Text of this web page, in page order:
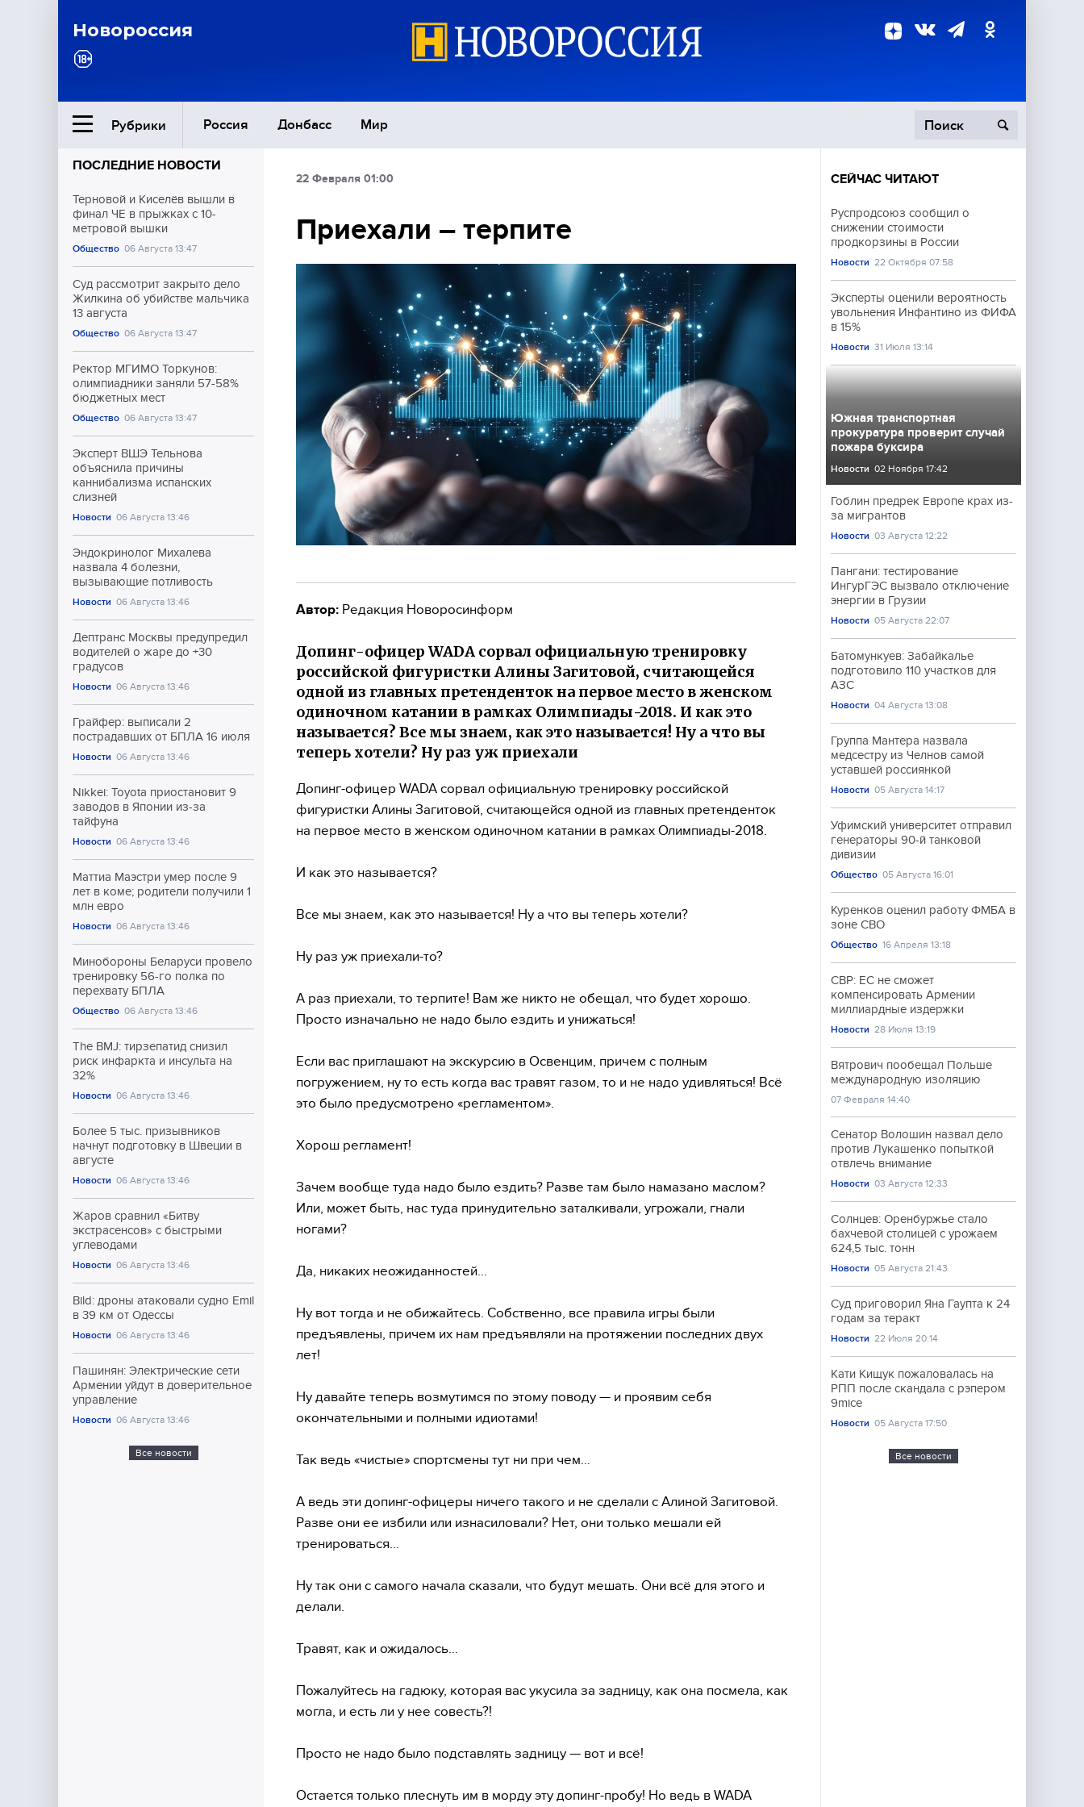
Новороссия
Рубрики Россия Донбасс Мир
Ближний Восток
Общество
Экономика
Происшествия
Культура
Спорт
ПОСЛЕДНИЕ НОВОСТИ
Терновой и Киселёв вышли в
финал ЧЕ в прыжках с 10-
метровой вышки
Общество 06 Августа 13:47
Суд рассмотрит закрыто дело
Жилкина об убийстве мальчика
13 августа
Общество 06 Августа 13:47
Ректор МГИМО Торкунов:
олимпиадники заняли 57-58%
бюджетных мест
Общество 06 Августа 13:47
Эксперт ВШЭ Тельнова
объяснила причины
каннибализма испанских
слизней
Новости 06 Августа 13:46
Эндокринолог Михалева
назвала 4 болезни,
вызывающие потливость
Новости 06 Августа 13:46
Дептранс Москвы предупредил
водителей о жаре до +30
градусов
Новости 06 Августа 13:46
Грайфер: выписали 2
пострадавших от БПЛА 16 июля
Новости 06 Августа 13:46
Nikkei: Toyota приостановит 9
заводов в Японии из-за
тайфуна
Новости 06 Августа 13:46
Маттиа Маэстри умер после 9
лет в коме; родители получили 1
млн евро
Новости 06 Августа 13:46
Минобороны Беларуси провело
тренировку 56-го полка по
перехвату БПЛА
Общество 06 Августа 13:46
The BMJ: тирзепатид снизил
риск инфаркта и инсульта на
32%
Новости 06 Августа 13:46
Более 5 тыс. призывников
начнут подготовку в Швеции в
августе
Новости 06 Августа 13:46
Жаров сравнил «Битву
экстрасенсов» с быстрыми
углеводами
Новости 06 Августа 13:46
Bild: дроны атаковали судно Emil
в 39 км от Одессы
Новости 06 Августа 13:46
Пашинян: Электрические сети
Армении уйдут в доверительное
управление
Новости 06 Августа 13:46
Все новости
22 Февраля 01:00
Приехали – терпите
Автор: Редакция Новоросинформ
Допинг-офицер WADA сорвал официальную тренировку
российской фигуристки Алины Загитовой, считающейся
одной из главных претенденток на первое место в женском
одиночном катании в рамках Олимпиады-2018. И как это
называется? Все мы знаем, как это называется! Ну а что вы
теперь хотели? Ну раз уж приехали
Допинг-офицер WADA сорвал официальную тренировку российской
фигуристки Алины Загитовой, считающейся одной из главных претенденток
на первое место в женском одиночном катании в рамках Олимпиады-2018.
И как это называется?
Все мы знаем, как это называется! Ну а что вы теперь хотели?
Ну раз уж приехали-то?
А раз приехали, то терпите! Вам же никто не обещал, что будет хорошо.
Просто изначально не надо было ездить и унижаться!
Если вас приглашают на экскурсию в Освенцим, причем с полным
погружением, ну то есть когда вас травят газом, то и не надо удивляться! Всё
это было предусмотрено «регламентом».
Хорош регламент!
Зачем вообще туда надо было ездить? Разве там было намазано маслом?
Или, может быть, нас туда принудительно заталкивали, угрожали, гнали
ногами?
Да, никаких неожиданностей…
Ну вот тогда и не обижайтесь. Собственно, все правила игры были
предъявлены, причем их нам предъявляли на протяжении последних двух
лет!
Ну давайте теперь возмутимся по этому поводу — и проявим себя
окончательными и полными идиотами!
Так ведь «чистые» спортсмены тут ни при чем…
А ведь эти допинг-офицеры ничего такого и не сделали с Алиной Загитовой.
Разве они ее избили или изнасиловали? Нет, они только мешали ей
тренироваться…
Ну так они с самого начала сказали, что будут мешать. Они всё для этого и
делали.
Травят, как и ожидалось…
Пожалуйтесь на гадюку, которая вас укусила за задницу, как она посмела, как
могла, и есть ли у нее совесть?!
Просто не надо было подставлять задницу — вот и всё!
Остается только плеснуть им в морду эту допинг-пробу! Но ведь в WADA
СЕЙЧАС ЧИТАЮТ
Руспродсоюз сообщил о
снижении стоимости
продкорзины в России
Новости 22 Октября 07:58
Эксперты оценили вероятность
увольнения Инфантино из ФИФА
в 15%
Новости 31 Июля 13:14
Южная транспортная
прокуратура проверит случай
пожара буксира
Новости 02 Ноября 17:42
Гоблин предрек Европе крах из-
за мигрантов
Новости 03 Августа 12:22
Пангани: тестирование
ИнгурГЭС вызвало отключение
энергии в Грузии
Новости 05 Августа 22:07
Батомункуев: Забайкалье
подготовило 110 участков для
АЗС
Новости 04 Августа 13:08
Группа Мантера назвала
медсестру из Челнов самой
уставшей россиянкой
Новости 05 Августа 14:17
Уфимский университет отправил
генераторы 90-й танковой
дивизии
Общество 05 Августа 16:01
Куренков оценил работу ФМБА в
зоне СВО
Общество 16 Апреля 13:18
СВР: ЕС не сможет
компенсировать Армении
миллиардные издержки
Новости 28 Июля 13:19
Вятрович пообещал Польше
международную изоляцию
07 Февраля 14:40
Сенатор Волошин назвал дело
против Лукашенко попыткой
отвлечь внимание
Новости 03 Августа 12:33
Солнцев: Оренбуржье стало
бахчевой столицей с урожаем
624,5 тыс. тонн
Новости 05 Августа 21:43
Суд приговорил Яна Гаупта к 24
годам за теракт
Новости 22 Июля 20:14
Кати Кищук пожаловалась на
РПП после скандала с рэпером
9mice
Новости 05 Августа 17:50
Все новости